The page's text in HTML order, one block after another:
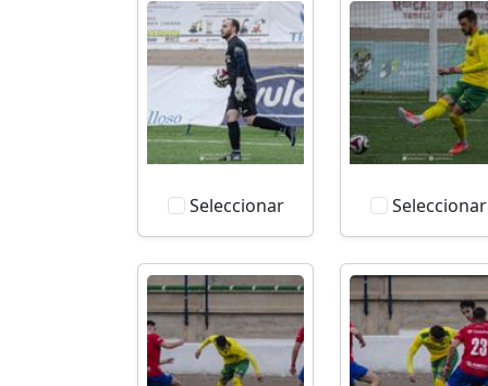
Seleccionar Seleccionar